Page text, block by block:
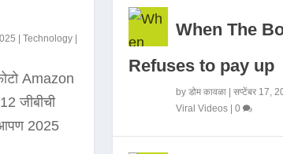
| Technology|
Amazon
जीबीची
2025
When The
Refuses to pay up
by डोम कावळा| सप्टेंबर 17,
Viral Videos| 0